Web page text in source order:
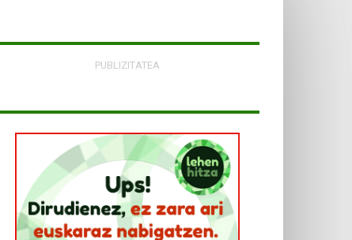
PUBLIZITATEA